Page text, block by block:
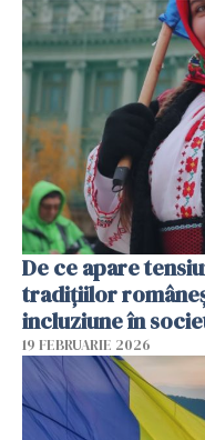
De ce apare
tradițiilor
incluziune în
19 FEBRUARIE 2026